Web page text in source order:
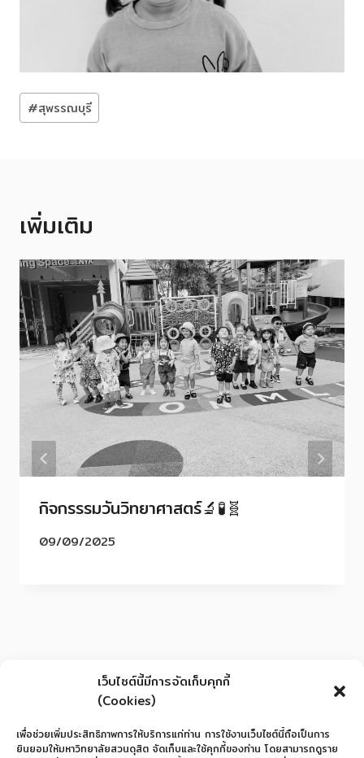
เว็บไซต์นี้มีการจัดเก็บคุกกี้
(Cookies)
เพื่อช่วยเพิ่มประสิทธิภาพการให้บริการแก่ท่าน การใช้งานเว็บไซต์นี้ถือเป็นการ
ยินยอมให้มหาวิทยาลัยสวนดุสิต จัดเก็บและใช้คุกกี้ของท่าน โดยสามารถดูราย
Post
Tags:
#สุพรรณบุรี
เพิ่มเติม
กิจกรรรมวันวิทยาศาสตร์🔬🧪🧬
09/09/2025